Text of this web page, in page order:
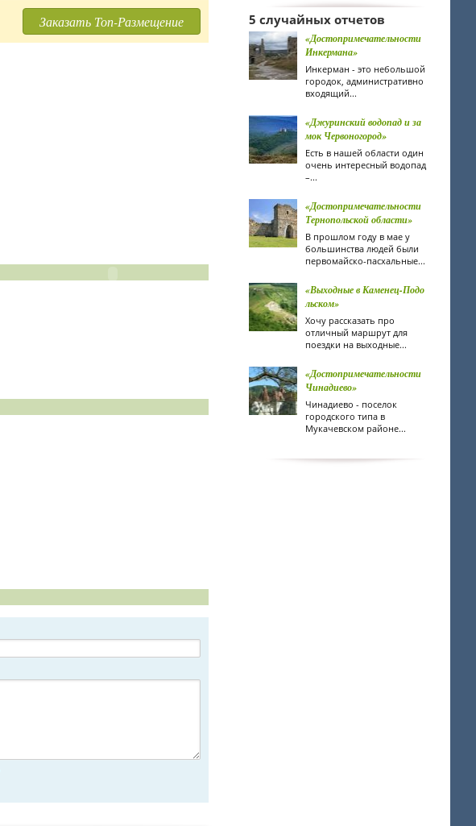
Заказать Топ-Размещение 5 случайных отчетов
«Достопримечательности
Инкермана»
Инкерман - это небольшой
городок, административно
входящий...
«Джуринский водопад и за
мок Червоногород»
Есть в нашей области один
очень интересный водопад
–...
«Достопримечательности
Тернопольской области»
В прошлом году в мае у
большинства людей были
первомайско-пасхальные...
«Выходные в Каменец-Подо
льском»
Хочу рассказать про
отличный маршрут для
поездки на выходные...
«Достопримечательности
Чинадиево»
Чинадиево - поселок
городского типа в
Мукачевском районе...